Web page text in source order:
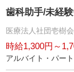
歯科助手/未経
医療法人社団壱樹
時給1,300円～
アルバイト・パー